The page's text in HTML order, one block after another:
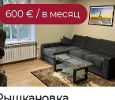
600 € / в месяц